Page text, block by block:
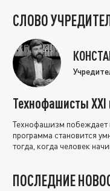
СЛОВО
Технофашисты XXI
Технофашизм побеждает
программа становится
тогда, когда человек
ПОСЛЕДНИЕ